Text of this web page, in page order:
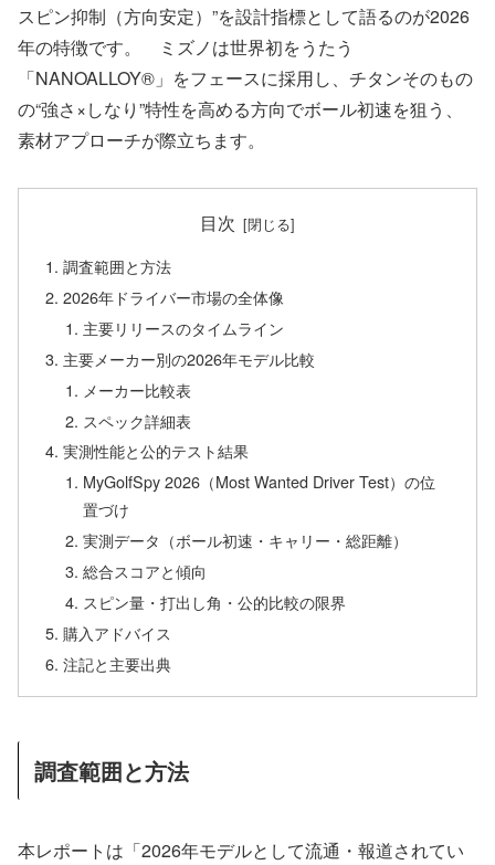
スピン抑制（方向安定）”を設計指標として語るのが2026
年の特徴です。 ミズノは世界初をうたう
「NANOALLOY®」をフェースに採用し、チタンそのもの
の“強さ×しなり”特性を高める方向でボール初速を狙う、
素材アプローチが際立ちます。
目次
調査範囲と方法
2026年ドライバー市場の全体像
主要リリースのタイムライン
主要メーカー別の2026年モデル比較
メーカー比較表
スペック詳細表
実測性能と公的テスト結果
MyGolfSpy 2026（Most Wanted Driver Test）の位
置づけ
実測データ（ボール初速・キャリー・総距離）
総合スコアと傾向
スピン量・打出し角・公的比較の限界
購入アドバイス
注記と主要出典
調査範囲と方法
本レポートは「2026年モデルとして流通・報道されてい